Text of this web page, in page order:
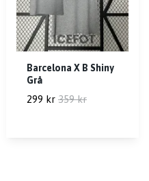
Barcelona X B Shiny
Grå
299 kr 359 kr